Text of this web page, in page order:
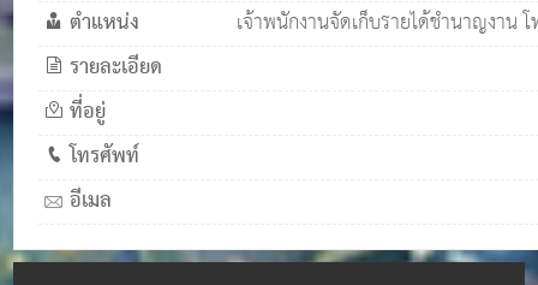
ตำแหน่ง เจ้าพนักงานจัดเก็บรายได้ชำนาญงาน
รายละเอียด
ที่อยู่
โทรศัพท์
อีเมล